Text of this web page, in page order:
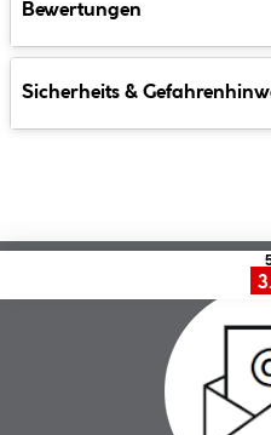
Bewertungen
Sicherheits &